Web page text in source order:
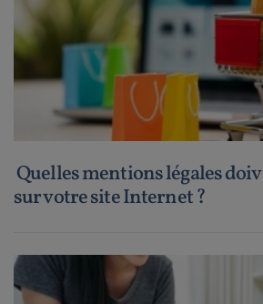
Quelles mentions légales
sur votre site Internet ?